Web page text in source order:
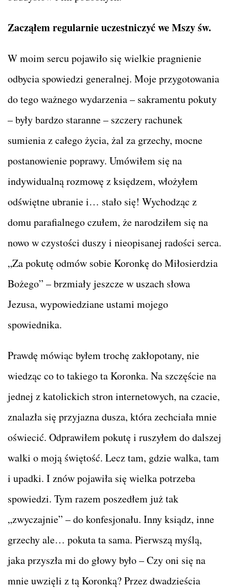
Zacząłem regularnie uczestniczyć we Mszy św.
W moim sercu pojawiło się wielkie pragnienie
odbycia spowiedzi generalnej. Moje przygotowania
do tego ważnego wydarzenia – sakramentu pokuty
– były bardzo staranne – szczery rachunek
sumienia z całego życia, żal za grzechy, mocne
postanowienie poprawy. Umówiłem się na
indywidualną rozmowę z księdzem, włożyłem
odświętne ubranie i… stało się! Wychodząc z
domu parafialnego czułem, że narodziłem się na
nowo w czystości duszy i nieopisanej radości serca.
„Za pokutę odmów sobie Koronkę do Miłosierdzia
Bożego” – brzmiały jeszcze w uszach słowa
Jezusa, wypowiedziane ustami mojego
spowiednika.
Prawdę mówiąc byłem trochę zakłopotany, nie
wiedząc co to takiego ta Koronka. Na szczęście na
jednej z katolickich stron internetowych, na czacie,
znalazła się przyjazna dusza, która zechciała mnie
oświecić. Odprawiłem pokutę i ruszyłem do dalszej
walki o moją świętość. Lecz tam, gdzie walka, tam
i upadki. I znów pojawiła się wielka potrzeba
spowiedzi. Tym razem poszedłem już tak
„zwyczajnie” – do konfesjonału. Inny ksiądz, inne
grzechy ale… pokuta ta sama. Pierwszą myślą,
jaka przyszła mi do głowy było – Czy oni się na
mnie uwzięli z tą Koronką? Przez dwadzieścia